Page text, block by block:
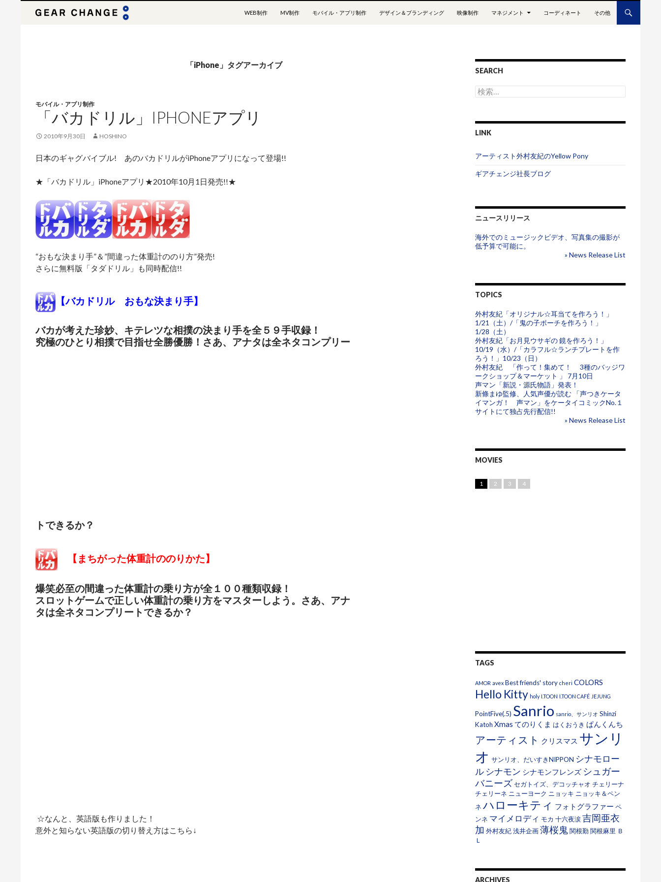
WEB制作
MV制作 モバイル・アプリ制作 デザイン＆ブランディング 映像制作 マネジメント コーディネート その他
「iPhone」タグアーカイブ
モバイル・アプリ制作
「バカドリル」IPHONEアプリ
2010年9月30日 HOSHINO
日本のギャグバイブル! あのバカドリルがiPhoneアプリになって登場!!
★「バカドリル」iPhoneアプリ★2010年10月1日発売!!★
“おもな決まり手”＆”間違った体重計ののり方”発売!
さらに無料版「タダドリル」も同時配信!!
【バカドリル おもな決まり手】
バカが考えた珍妙、キテレツな相撲の決まり手を全５９手収録！
究極のひとり相撲で目指せ全勝優勝！さあ、アナタは全ネタコンプリー
トできるか？
【まちがった体重計ののりかた】
爆笑必至の間違った体重計の乗り方が全１００種類収録！
スロットゲームで正しい体重計の乗り方をマスターしよう。さあ、アナ
タは全ネタコンプリートできるか？
☆なんと、英語版も作りました！
意外と知らない英語版の切り替え方はこちら↓
SEARCH
検
索
LINK
アーティスト外村友紀のYellow Pony
ギアチェンジ社長ブログ
ニュースリリース
海外でのミュージックビデオ、写真集の撮影が
低予算で可能に。
» News Release List
TOPICS
外村友紀「オリジナル☆耳当てを作ろう！」
1/21（土）/「鬼の子ポーチを作ろう！」
1/28（土）
外村友紀「お月見ウサギの 鏡を作ろう！」
10/19（水）/「カラフル☆ランチプレートを作
ろう！」10/23（日）
外村友紀 「作って！集めて！ 3種のバッジワ
ークショップ＆マーケット 」 7月10日
声マン「新説・源氏物語」発表！
新條まゆ監修、人気声優が読む 「声つきケータ
イマンガ！ 声マン」をケータイコミックNo.１
サイトにて独占先行配信!!
» News Release List
MOVIES
1 2 3 4
TAGS
AMOR avex Best friends' story cheri COLORS
Hello Kitty holy I.TOON I.TOON CAFÉ JEJUNG
PointFive(.5) Sanrio sanrio、サンリオ Shinzi
Katoh Xmas てのりくま はくおうき ぱんくんち
アーティスト クリスマス サンリ
オ サンリオ、だいすきNIPPON シナモロー
ル シナモン シナモンフレンズ シュガー
バニーズ セガトイズ、デコッチャオ チェリーナ
チェリーネ ニューヨーク ニョッキ ニョッキ＆ペン
ネ ハローキティ フォトグラファー ペ
ンネ マイメロディ モカ 十六夜涙 吉岡亜衣
加 外村友紀浅井企画薄桜鬼関根勤関根麻里 Ｂ
Ｌ
ARCHIVES